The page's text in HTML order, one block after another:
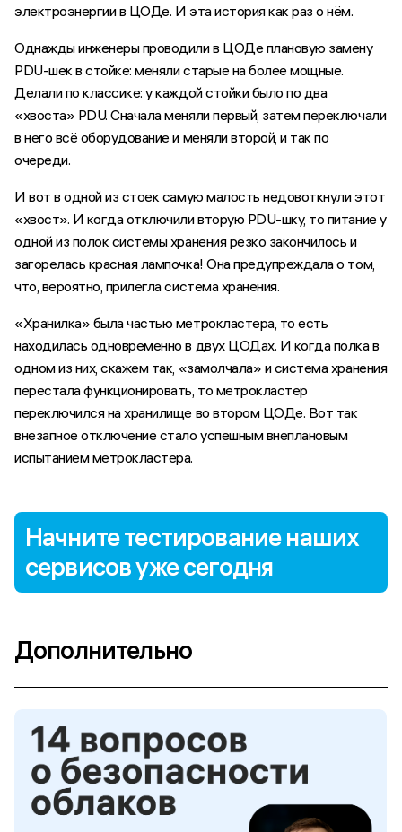
электроэнергии в ЦОДе. И эта история как раз о нём.
Однажды инженеры проводили в ЦОДе плановую замену
PDU-шек в стойке: меняли старые на более мощные.
Делали по классике: у каждой стойки было по два
«хвоста» PDU. Сначала меняли первый, затем переключали
в него всё оборудование и меняли второй, и так по
очереди.
И вот в одной из стоек самую малость недовоткнули этот
«хвост». И когда отключили вторую PDU-шку, то питание у
одной из полок системы хранения резко закончилось и
загорелась красная лампочка! Она предупреждала о том,
что, вероятно, прилегла система хранения.
«Хранилка» была частью метрокластера, то есть
находилась одновременно в двух ЦОДах. И когда полка в
одном из них, скажем так, «замолчала» и система хранения
перестала функционировать, то метрокластер
переключился на хранилище во втором ЦОДе. Вот так
внезапное отключение стало успешным внеплановым
испытанием метрокластера.
Содержание
Сниму порчу по фото
Кармическая несовместимость
Непредвиденные последствия ремонта
«хвостом»
Начните тестирование наших
сервисов уже сегодня
Дополнительно